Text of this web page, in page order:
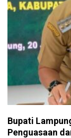
Bupati
Penguasaan